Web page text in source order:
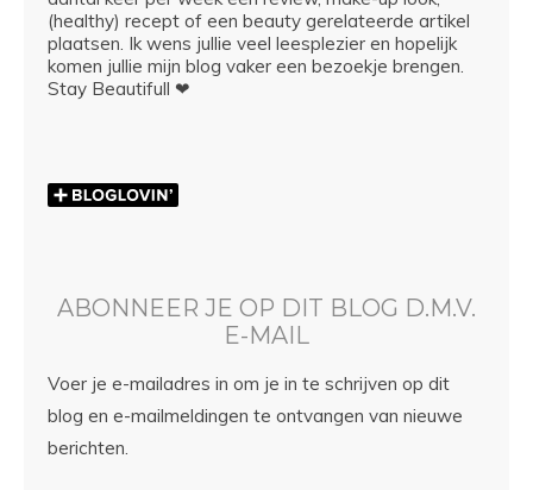
(healthy) recept of een beauty gerelateerde artikel
plaatsen. Ik wens jullie veel leesplezier en hopelijk
komen jullie mijn blog vaker een bezoekje brengen.
Stay Beautifull ❤
ABONNEER JE OP DIT BLOG D.M.V.
E-MAIL
Voer je e-mailadres in om je in te schrijven op dit
blog en e-mailmeldingen te ontvangen van nieuwe
berichten.